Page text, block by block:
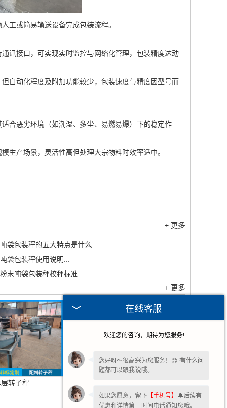
工或简易输送设备完成包装流程。
讯接口，可实现实时监控与网络化管理，包装精度达动
自动化程度及附加功能较少，包装速度与精度因型号而
合恶劣环境（如潮湿、多尘、易燃易爆）下的稳定作
生产场景，灵活性高但处理大宗物料时效率适中。
+ 更多
吨袋包装秤的五大特点是什么...
吨袋包装秤使用说明...
粉末吨袋包装秤校秤标准...
+ 更多
转子秤
在线客服
欢迎您的咨询，期待为您服务!
您好呀～很高兴为您服务！😊 有什么问
题都可以跟我说哦。
如果您愿意，留下 【手机号】 🔔后续有
优惠和详情第一时间电话通知您哦。